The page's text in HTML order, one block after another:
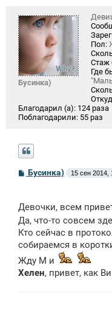
Бусинка)
Пол:
Стаж
Где
Благодарил (а): 124 раза
Поблагодарили: 55 раз
С
о
щ
н
и
Бусинка) 15 сен 2014,
Девочки, всем
Да, что-то совсем
Кто сейчас в
собираемся в
Жду М и
Хелен, привет, как